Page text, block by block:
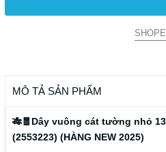
MÔ TẢ SẢN PHẨM
🎋🧧Dây vuông cát tường nhỏ
(2553223) (HÀNG NEW 2025)